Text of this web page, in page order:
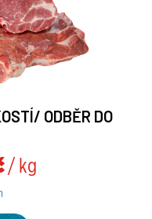
ODBĚR DO
/ kg